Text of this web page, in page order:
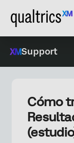
Support
Cómo